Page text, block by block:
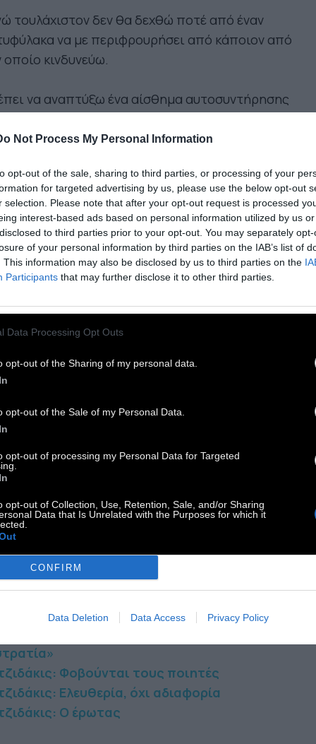
Not Process My Personal Information
opt-out of the sale, sharing to third parties, or processing of your
for targeted advertising by us, please use the below opt-out
selection. Please note that after your opt-out request is processed
interest-based ads based on personal information utilized by us
to third parties prior to your opt-out. You may separately
of your personal information by third parties on the IAB’s list of
This information may also be disclosed by us to third parties on the
Participants that may further disclose it to other third parties.
Data Processing Opt Outs
opt-out of the Sharing of my personal data.
opt-out of the Sale of my Personal Data.
opt-out of processing my Personal Data for Targeted
opt-out of Collection, Use, Retention, Sale, and/or Sharing
Data that Is Unrelated with the Purposes for which it
CONFIRM
Data Deletion Data Access Privacy Policy
τουλάχιστον δεν θα δεχθώ ποτέ από έναν
να με περιφρουρήσει από κάποιον από
οποίο κινδυνεύω.
να αναπτύξω ένα αίσθημα αυτοσυντήρησης
από τις ανθρώπινες λειτουργίες μου.
το να βλέπω κάποιον να κυλιέται κάτω
από ένα ζώον, γιατί μόνο ζώο μπορεί
ο αστυφύλακας που χτυπάει κάποιον και
κάνει να αιμορραγεί, τότε δεν αισθάνομαι
διαφορετικός από αυτόν που κυλιέται.
προστατεύει την ελευθερία μου».
Χατζιδάκις, απόσπασμα ραδιοφωνικής
(23 Οκτωβρίου 1925 - 15 Ιουνίου 1994)
Έλληνας μουσικοσυνθέτης, διανοούμενος και
Θεωρείται ο πρώτος που συνέδεσε με το
του, θεωρητικό και συνθετικό, τη λόγια
έργα του αναγνωρίζονται σήμερα ως
επίσης:
Οι «άτεγκτοι» και «ηθικοί»
Φοβούνται τους ποιητές
Ελευθερία, όχι αδιαφορία
Ο έρωτας